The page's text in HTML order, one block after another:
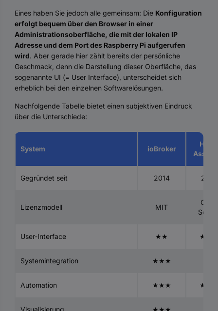
Eines haben Sie jedoch alle gemeinsam: Die Konfiguration
erfolgt bequem über den Browser in einer
Administrationsoberfläche, die mit der lokalen IP
Adresse und dem Port des Raspberry Pi aufgerufen
wird. Aber gerade hier zählt bereits der persönliche
Geschmack, denn die Darstellung dieser Oberfläche, das
sogenannte UI (= User Interface), unterscheidet sich
erheblich bei den einzelnen Softwarelösungen.
Nachfolgende Tabelle bietet einen subjektiven Eindruck
über die Unterschiede:
System ioBroker
Gegründet seit 2014 2013
Lizenzmodell MIT
Open
User-Interface ★★ ★★★
Systemintegration ★★★
Automation ★★★ ★★★
Visualisierung ★★★